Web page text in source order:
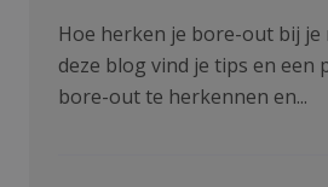
Hoe herken je bore-out bij je
deze blog vind je tips en een
bore-out te herkennen en...